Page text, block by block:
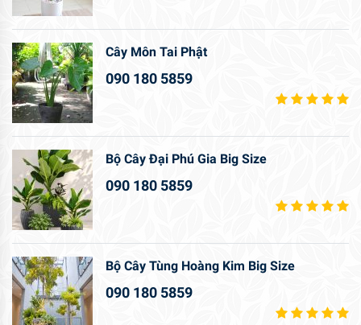
Cây Môn Tai Phật
090 180 5859
Bộ Cây Đại Phú Gia Big Size
090 180 5859
Bộ Cây Tùng Hoàng Kim Big Size
090 180 5859